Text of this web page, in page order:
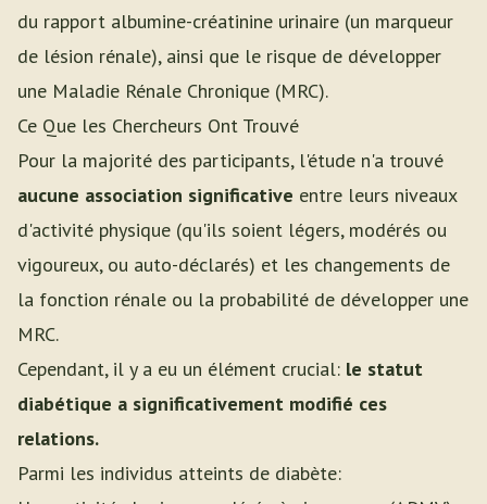
du rapport albumine-créatinine urinaire (un marqueur
de lésion rénale), ainsi que le risque de développer
une Maladie Rénale Chronique (MRC).
Ce Que les Chercheurs Ont Trouvé
Pour la majorité des participants, l'étude n'a trouvé
aucune association significative entre leurs niveaux
d'activité physique (qu'ils soient légers, modérés ou
vigoureux, ou auto-déclarés) et les changements de
la fonction rénale ou la probabilité de développer une
MRC.
Cependant, il y a eu un élément crucial: le statut
diabétique a significativement modifié ces
relations.
Parmi les individus atteints de diabète: